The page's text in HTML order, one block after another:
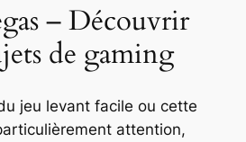
– Découvrir
de gaming
jeu levant facile ou cette
attention,